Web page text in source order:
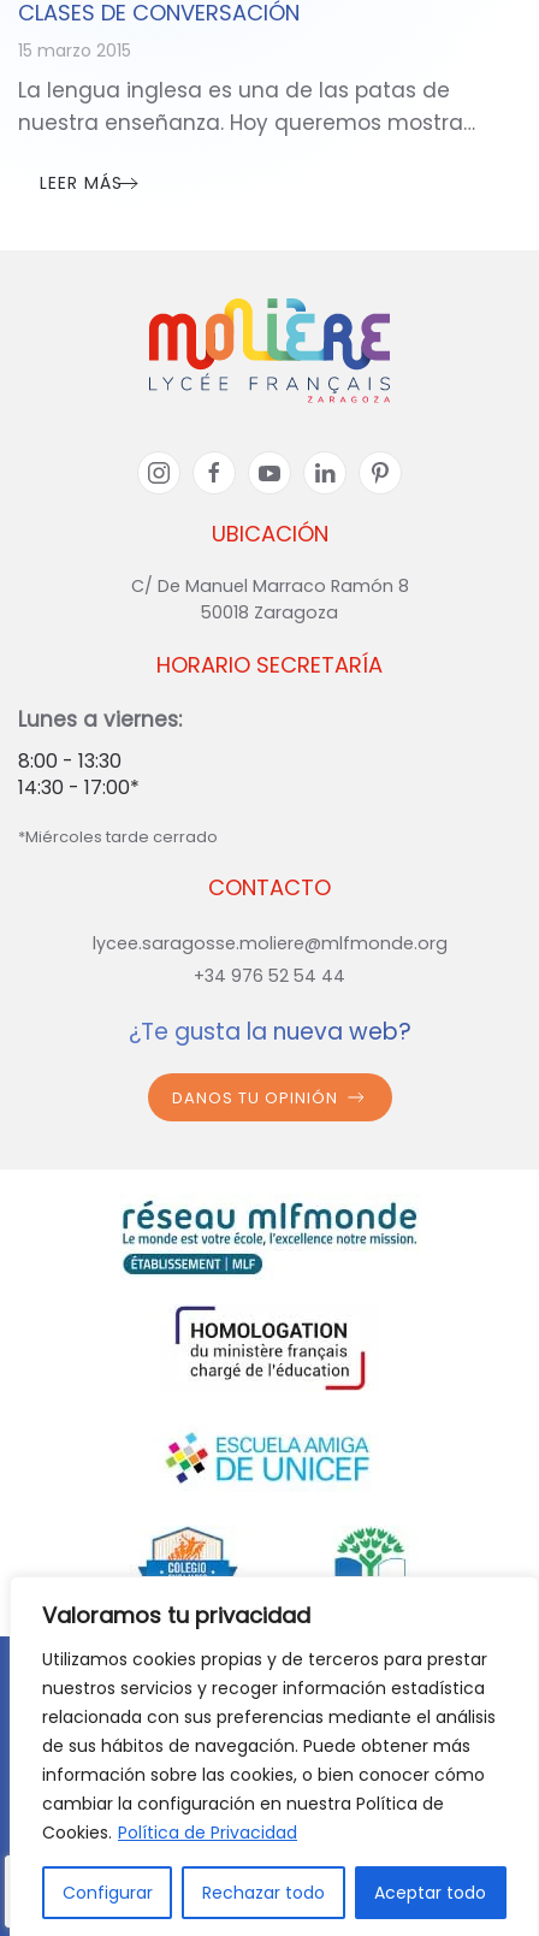
Valoramos tu privacidad
Utilizamos cookies propias y de terceros para prestar
nuestros servicios y recoger información estadística
relacionada con sus preferencias mediante el análisis
de sus hábitos de navegación. Puede obtener más
información sobre las cookies, o bien conocer cómo
cambiar la configuración en nuestra Política de
Cookies. Política de Privacidad
Configurar Rechazar todo Aceptar todo
CLASES DE CONVERSACIÓN
15 marzo 2015
La lengua inglesa es una de las patas de
nuestra enseñanza. Hoy queremos mostra…
LEER MÁS
UBICACIÓN
C/ De Manuel Marraco Ramón 8
50018 Zaragoza
CONTACTO
lycee.saragosse.moliere@mlfmonde.org
+34 976 52 54 44
HORARIO SECRETARÍA
Lunes a viernes:
8:00 - 13:30
14:30 - 17:00*
*Miércoles tarde cerrado
¿Te gusta la nueva web?
DANOS TU OPINIÓN
Aviso legal
Política de privacidad
Política de cookies
©2026Lycée Français Molière de Zaragoza. Todos los
derechos reservados. Desarrollo web: